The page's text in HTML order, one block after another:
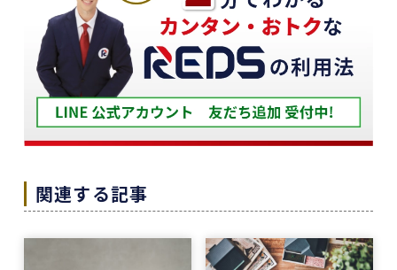
担当の下山さんには大変お世話になりました。
築年数が厳しい条件の中、数々の条件を伝えたと
ころ、適切かつ具体的に提案していただきまし
た。
下山さんの人柄も安心でき、打ち合わせの時に、
冗談や笑い話が多く、不動産売却のことを忘れて
しております。
また機会があれば是非REDSを利用したいし、紹
介していきたいと思います。
関連する記事